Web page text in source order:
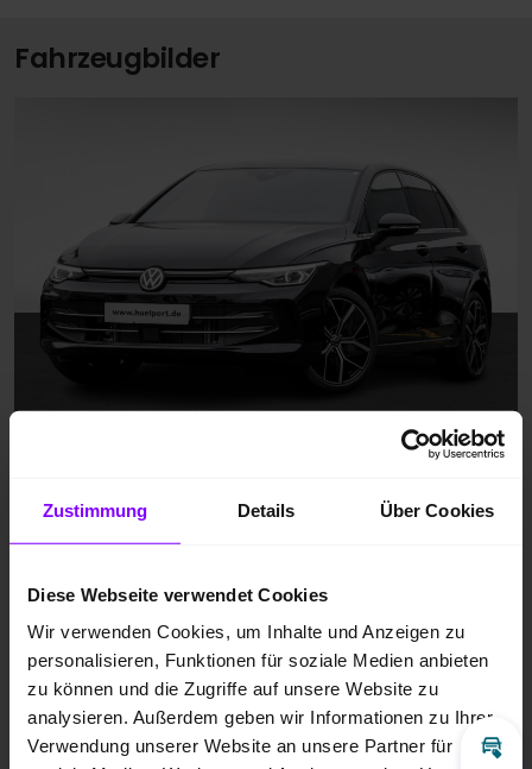
Zustimmung Details Über Cookies
Diese Webseite verwendet Cookies
Wir verwenden Cookies, um Inhalte und Anzeigen zu
personalisieren, Funktionen für soziale Medien anbieten
zu können und die Zugriffe auf unsere Website zu
analysieren. Außerdem geben wir Informationen zu Ihrer
Verwendung unserer Website an unsere Partner für
Fahrzeugbilder